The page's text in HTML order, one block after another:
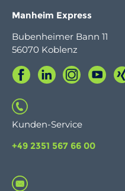
Manheim Express
Bubenheimer Bann 11
56070 Koblenz
Kunden-Service
+49 2351 567 66 00